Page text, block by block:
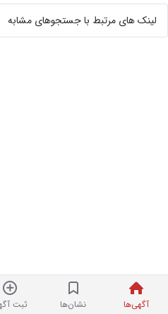
آگهی‌ها نشان‌ها ثبت
لینک های مرتبط با جستجوهای مشابه